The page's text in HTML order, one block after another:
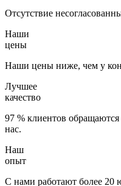
Отсутствие
Наши
цены
Наши цены ниже, чем у
Лучшее
качество
97 % клиентов
нас.
Наш
опыт
С нами работают более